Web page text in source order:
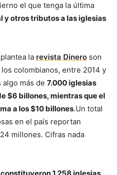
el que tenga la última
y otros tributos a las iglesias
la revista Dinero son
colombianos, entre 2014 y
más de 7.000 iglesias
$6 billones, mientras que el
a los $10 billones.Un total
en el país reportan
millones. Cifras nada